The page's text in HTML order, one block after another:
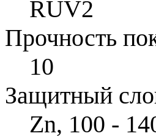
RUV2
Прочность
10
Защитный
Zn, 100 -